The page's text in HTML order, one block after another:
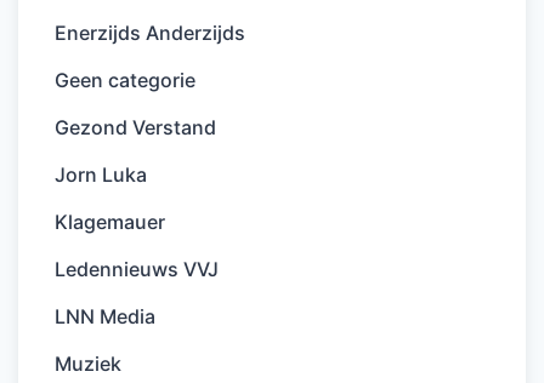
Enerzijds Anderzijds
Geen categorie
Gezond Verstand
Jorn Luka
Klagemauer
Ledennieuws VVJ
LNN Media
Muziek